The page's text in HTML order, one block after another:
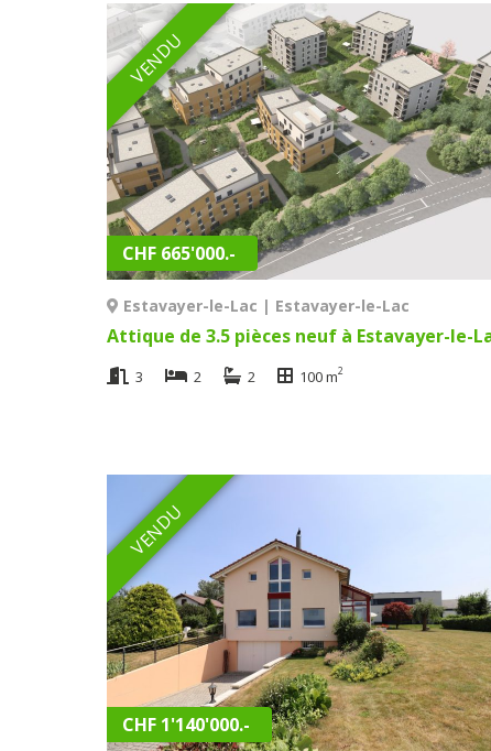
VENDU
CHF 665'000.-
Estavayer-le-Lac | Estavayer-le-Lac
3 2 2 100 m2
VENDU
CHF 1'140'000.-